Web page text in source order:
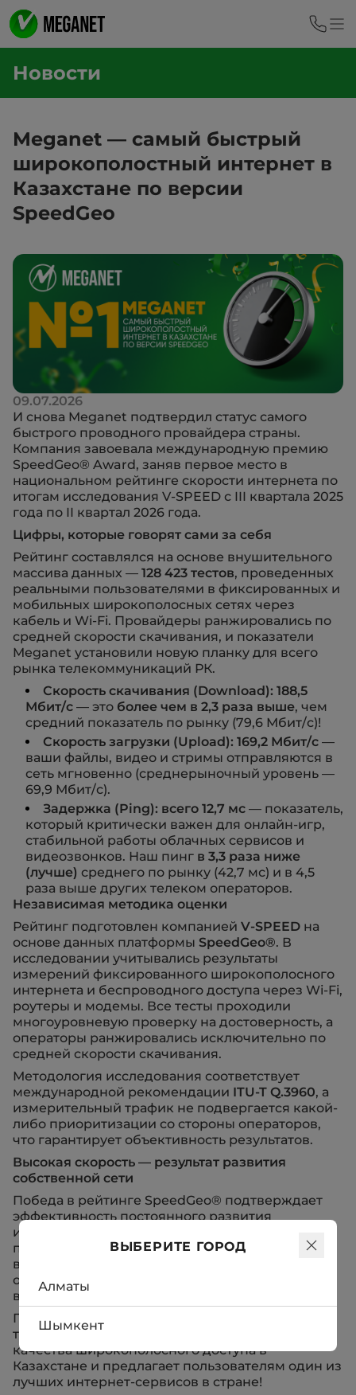
Новости
Meganet — самый быстрый
широкополостный интернет в
Казахстане по версии
SpeedGeo
09.07.2026
И снова Meganet подтвердил статус самого
быстрого проводного провайдера страны.
Компания завоевала международную премию
SpeedGeo® Award, заняв первое место в
национальном рейтинге скорости интернета по
итогам исследования V-SPEED с III квартала 2025
года по II квартал 2026 года.
Цифры, которые говорят сами за себя
Рейтинг составлялся на основе внушительного
массива данных — 128 423 тестов, проведенных
реальными пользователями в фиксированных и
мобильных широкополосных сетях через
кабель и Wi-Fi. Провайдеры ранжировались по
средней скорости скачивания, и показатели
Meganet установили новую планку для всего
рынка телекоммуникаций РК.
Скорость скачивания (Download): 188,5
Мбит/с — это более чем в 2,3 раза выше, чем
средний показатель по рынку (79,6 Мбит/с)!
Скорость загрузки (Upload): 169,2 Мбит/с —
ваши файлы, видео и стримы отправляются в
сеть мгновенно (среднерыночный уровень —
69,9 Мбит/с).
Задержка (Ping): всего 12,7 мс — показатель,
который критически важен для онлайн-игр,
стабильной работы облачных сервисов и
видеозвонков. Наш пинг в 3,3 раза ниже
(лучше) среднего по рынку (42,7 мс) и в 4,5
раза выше других телеком операторов.
Независимая методика оценки
Рейтинг подготовлен компанией V-SPEED на
основе данных платформы SpeedGeo®. В
исследовании учитывались результаты
измерений фиксированного широкополосного
интернета и беспроводного доступа через Wi-Fi,
роутеры и модемы. Все тесты проходили
многоуровневую проверку на достоверность, а
операторы ранжировались исключительно по
средней скорости скачивания.
Методология исследования соответствует
международной рекомендации ITU-T Q.3960, а
измерительный трафик не подвергается какой-
либо приоритизации со стороны операторов,
что гарантирует объективность результатов.
Высокая скорость — результат развития
собственной сети
Победа в рейтинге SpeedGeo® подтверждает
эффективность постоянного развития
инфраструктуры Meganet. Компания
продолжает расширять оптоволоконную сеть,
внедрять современные технологии и
обеспечивать абонентов стабильным
высокоскоростным интернетом.
Полученная награда стала подтверждением
того, что Meganet сегодня задает стандарты
качества широкополосного доступа в
Казахстане и предлагает пользователям один из
лучших интернет-сервисов в стране!
ВЫБЕРИТЕ ГОРОД
Алматы
Шымкент